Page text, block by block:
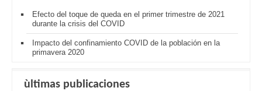
Efecto del toque de queda en el primer trimestre de 2021
durante la crisis del COVID
Impacto del confinamiento COVID de la población en la
primavera 2020
ùltimas publicaciones